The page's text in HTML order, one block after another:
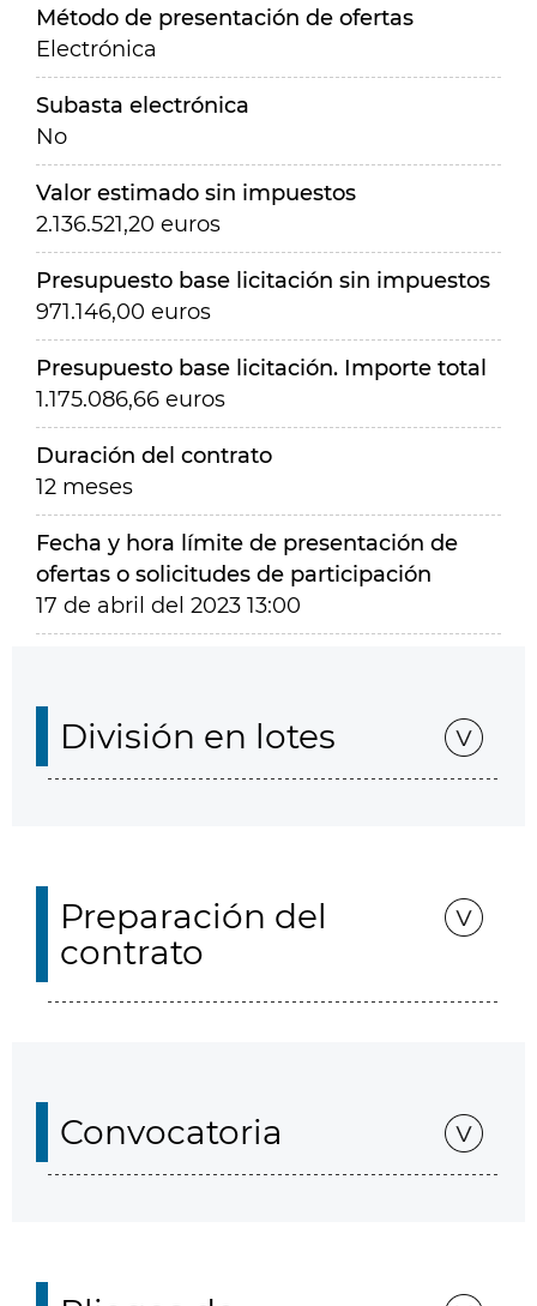
Método de presentación de ofertas
Electrónica
Subasta electrónica
No
Valor estimado sin impuestos
2.136.521,20 euros
Presupuesto base licitación sin impuestos
971.146,00 euros
Presupuesto base licitación. Importe total
1.175.086,66 euros
Duración del contrato
12 meses
Fecha y hora límite de presentación de
ofertas o solicitudes de participación
17 de abril del 2023 13:00
División en lotes
Preparación del
contrato
Convocatoria